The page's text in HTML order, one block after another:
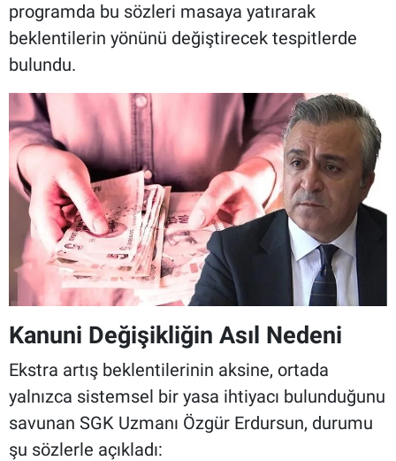
programda bu sözleri masaya yatırarak
beklentilerin yönünü değiştirecek tespitlerde
bulundu.
Kanuni Değişikliğin Asıl Nedeni
Ekstra artış beklentilerinin aksine, ortada
yalnızca sistemsel bir yasa ihtiyacı bulunduğunu
savunan SGK Uzmanı Özgür Erdursun, durumu
şu sözlerle açıkladı: